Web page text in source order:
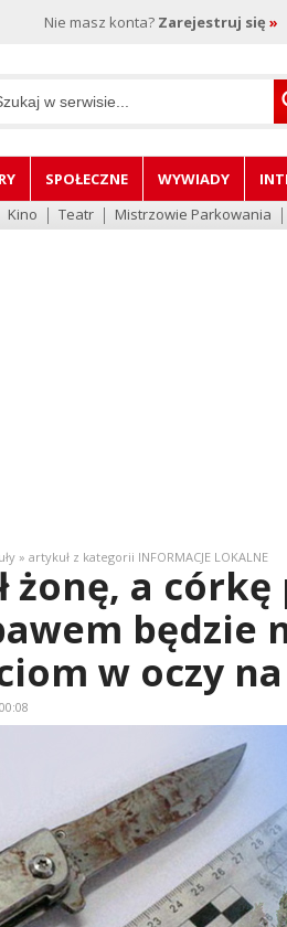
Nie masz konta? Zarejestruj się »
SPOŁECZNE WYWIADY
Kino Teatr Mistrzowie Parkowania
» artykuł z kategorii INFORMACJE LOKALNE
żonę, a
będzie
w oczy